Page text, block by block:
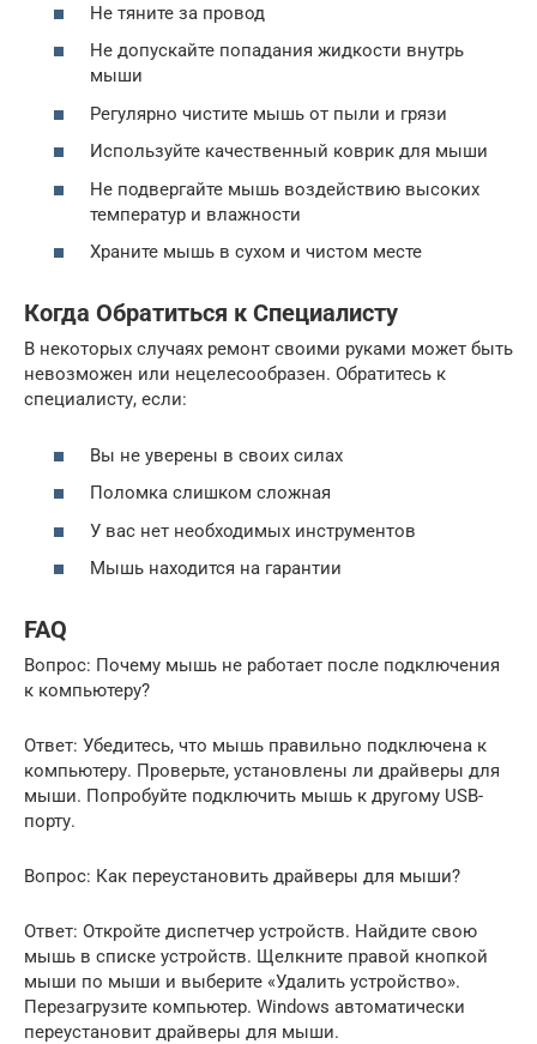
Не тяните за провод
Не допускайте попадания жидкости внутрь
мыши
Регулярно чистите мышь от пыли и грязи
Используйте качественный коврик для мыши
Не подвергайте мышь воздействию высоких
температур и влажности
Храните мышь в сухом и чистом месте
Когда Обратиться к Специалисту
В некоторых случаях ремонт своими руками может быть
невозможен или нецелесообразен. Обратитесь к
специалисту, если:
Вы не уверены в своих силах
Поломка слишком сложная
У вас нет необходимых инструментов
Мышь находится на гарантии
FAQ
Вопрос: Почему мышь не работает после подключения
к компьютеру?
Ответ: Убедитесь, что мышь правильно подключена к
компьютеру. Проверьте, установлены ли драйверы для
мыши. Попробуйте подключить мышь к другому USB-
порту.
Вопрос: Как переустановить драйверы для мыши?
Ответ: Откройте диспетчер устройств. Найдите свою
мышь в списке устройств. Щелкните правой кнопкой
мыши по мыши и выберите «Удалить устройство».
Перезагрузите компьютер. Windows автоматически
переустановит драйверы для мыши.